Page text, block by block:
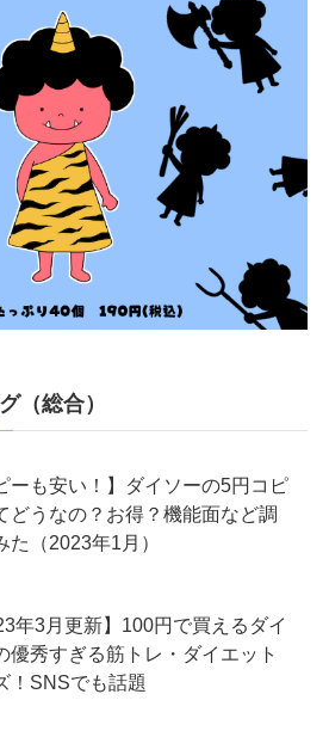
（総合）
ーも安い！】ダイソーの5円コピ
どうなの？お得？機能面など調
た（2023年1月）
年3月更新】100円で買えるダイ
優秀すぎる筋トレ・ダイエット
！SNSでも話題